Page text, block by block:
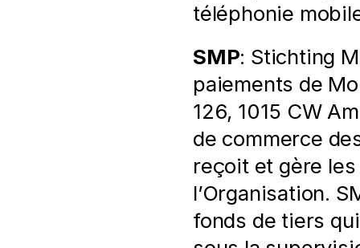
téléphonie
SMP: Stichting
paiements de
126, 1015 CW
de commerce
reçoit et gère
l’Organisation.
fonds de tiers